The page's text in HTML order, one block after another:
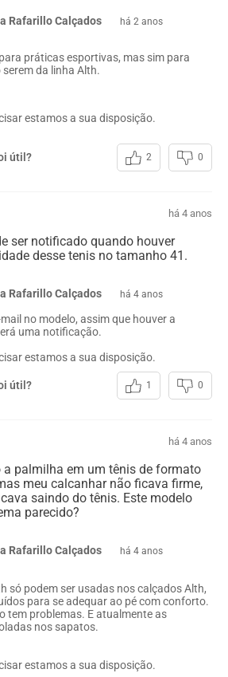
Rafarillo Calçados há 2 anos
práticas esportivas, mas sim para
da linha Alth.
estamos a sua disposição.
útil? 2 0
há 4 anos
ser notificado quando houver
desse tenis no tamanho 41.
Rafarillo Calçados há 4 anos
no modelo, assim que houver a
uma notificação.
útil? 1 0
há 4 anos
a palmilha em um tênis de formato
meu calcanhar não ficava firme,
saindo do tênis. Este modelo
parecido?
Rafarillo Calçados há 4 anos
só podem ser usadas nos calçados Alth,
para se adequar ao pé com conforto.
tem problemas. E atualmente as
nos sapatos.
estamos a sua disposição.